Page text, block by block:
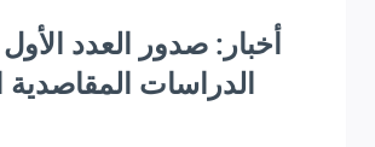
أخبار: صدور العدد
الدراسات المقاصدية